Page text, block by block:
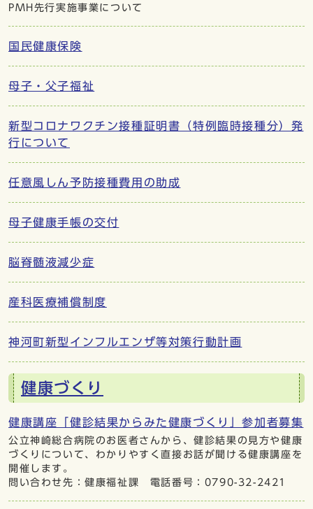
PMH先行実施事業について
国民健康保険
母子・父子福祉
新型コロナワクチン接種証明書（特例臨時接種分）発
行について
任意風しん予防接種費用の助成
母子健康手帳の交付
脳脊髄液減少症
産科医療補償制度
神河町新型インフルエンザ等対策行動計画
健康づくり
健康講座「健診結果からみた健康づくり」参加者募集
公立神崎総合病院のお医者さんから、健診結果の見方や健康
づくりについて、わかりやすく直接お話が聞ける健康講座を
開催します。
問い合わせ先：健康福祉課 電話番号：0790-32-2421